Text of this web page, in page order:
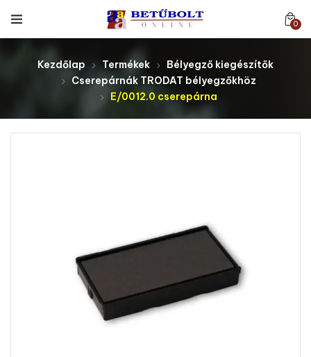
0
Kezdőlap Termékek
Bélyegző kiegészítők
Cserepárnák TRODAT bélyegzőkhöz
E/0012.0 cserepárna